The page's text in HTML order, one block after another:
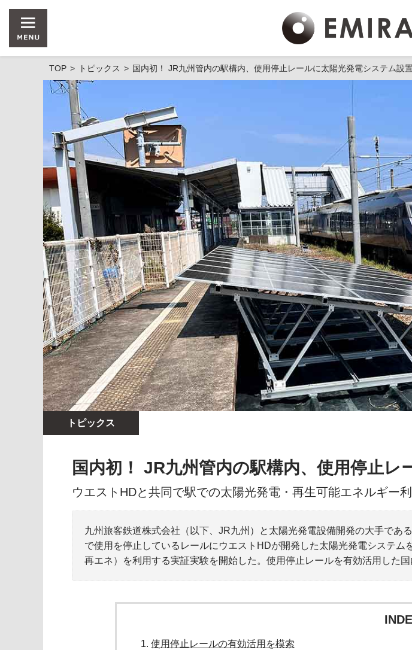
TOP トピックス 国内初！ JR九州管内の駅構内、使用停止レールに太陽光発電システム設
トピックス
国内初！ JR九州管内の駅構内、使用停止
ウエストHDと共同で駅での太陽光発電・再生可能エネルギー
九州旅客鉄道株式会社（以下、JR九州）と太陽光発電設備開発の大手で
で使用を停止しているレールにウエストHDが開発した太陽光発電システム
再エネ）を利用する実証実験を開始した。使用停止レールを有効活用した国
使用停止レールの有効活用を模索